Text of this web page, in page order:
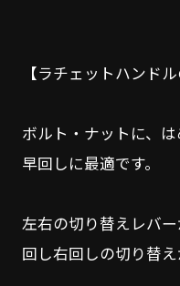
【ラチェットハンドル
ボルト・ナットに、
早回しに最適です。
左右の切り替えレバ
回し右回しの切り替え